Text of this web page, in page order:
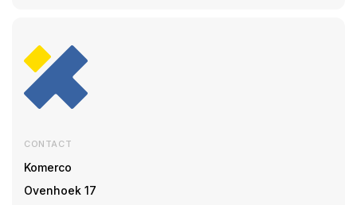
CONTACT
Komerco
Ovenhoek 17